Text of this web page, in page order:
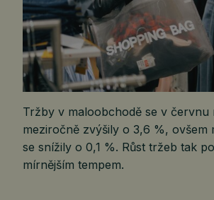
Tržby v maloobchodě se v červnu
meziročně zvýšily o 3,6 %, ovšem
se snížily o 0,1 %. Růst tržeb tak
mírnějším tempem.